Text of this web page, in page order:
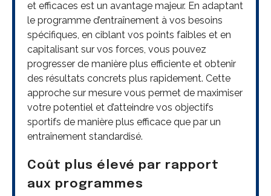
et efficaces est un avantage majeur. En adaptant
le programme d’entraînement à vos besoins
spécifiques, en ciblant vos points faibles et en
capitalisant sur vos forces, vous pouvez
progresser de manière plus efficiente et obtenir
des résultats concrets plus rapidement. Cette
approche sur mesure vous permet de maximiser
votre potentiel et d’atteindre vos objectifs
sportifs de manière plus efficace que par un
entraînement standardisé.
Coût plus élevé par rapport
aux programmes